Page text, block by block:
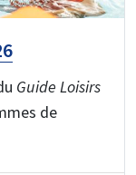
Guide Loisirs
de